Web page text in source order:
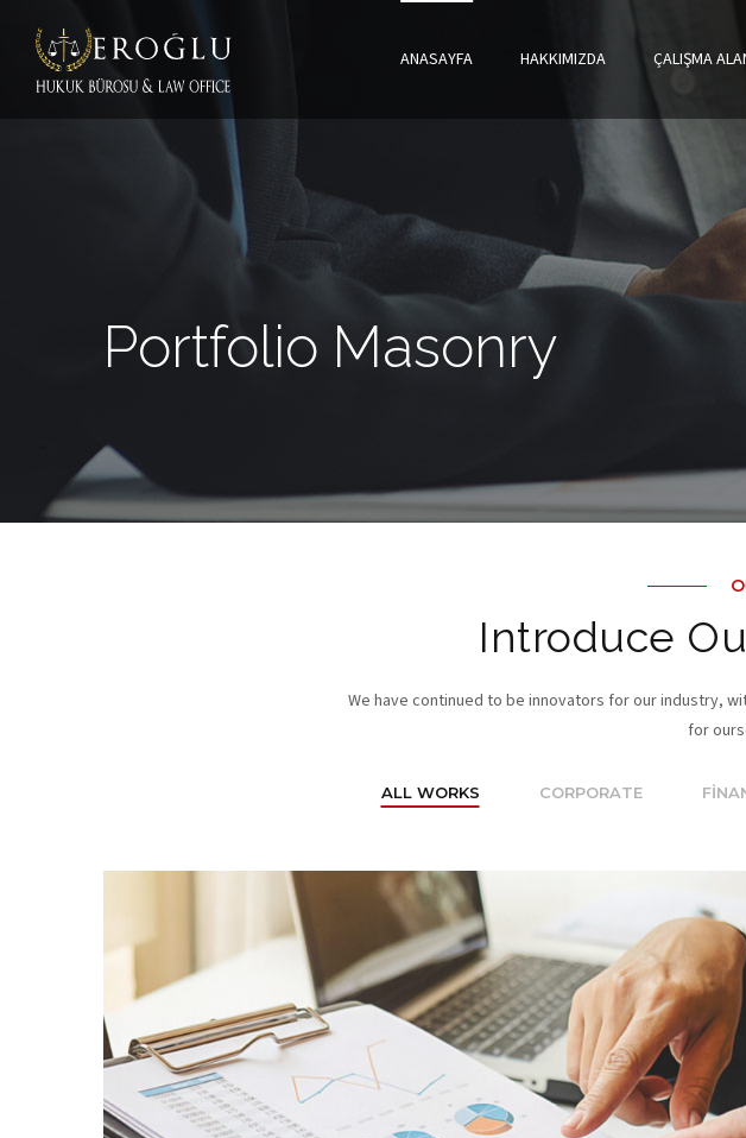
ANASAYFA HAKKIMIZDA ÇALIŞMA
Portfolio Masonry
Introduce
We have continued to be innovators for our industry,
for
ALL WORKS CORPORATE